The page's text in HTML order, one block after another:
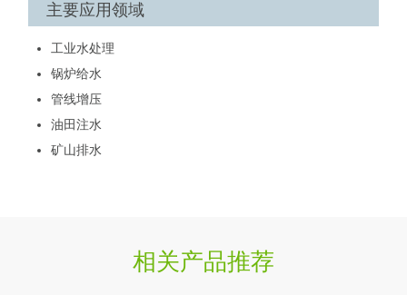
主要应用领域
工业水处理
锅炉给水
管线增压
油田注水
矿山排水
相关产品推荐